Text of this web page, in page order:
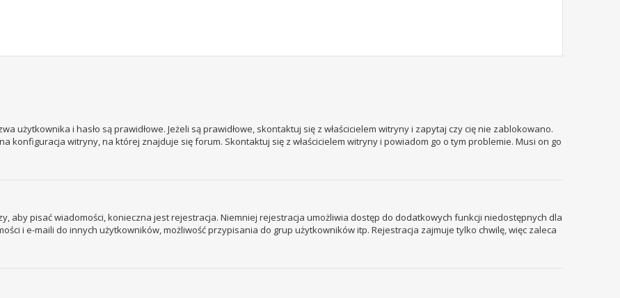
użytkownika i hasło są prawidłowe. Jeżeli są prawidłowe, skontaktuj się z właścicielem witryny i zapytaj czy cię nie zablokowano.
konfiguracja witryny, na której znajduje się forum. Skontaktuj się z właścicielem witryny i powiadom go o tym problemie. Musi on go
aby pisać wiadomości, konieczna jest rejestracja. Niemniej rejestracja umożliwia dostęp do dodatkowych funkcji niedostępnych dla
i e-maili do innych użytkowników, możliwość przypisania do grup użytkowników itp. Rejestracja zajmuje tylko chwilę, więc zaleca